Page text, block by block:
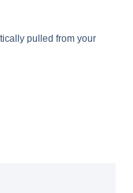
pulled from your